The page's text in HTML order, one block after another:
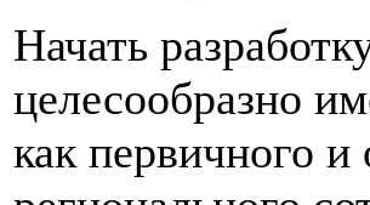
Начать
целесообразно
как первичного